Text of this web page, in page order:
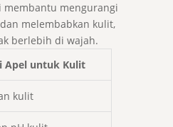
mengurangi
melembabkan kulit,
berlebih di wajah.
Apel untuk Kulit
kulit